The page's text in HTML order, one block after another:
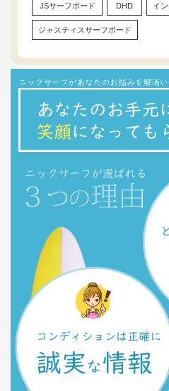
JSサーフボード DHD イ
ジャスティスサーフボード